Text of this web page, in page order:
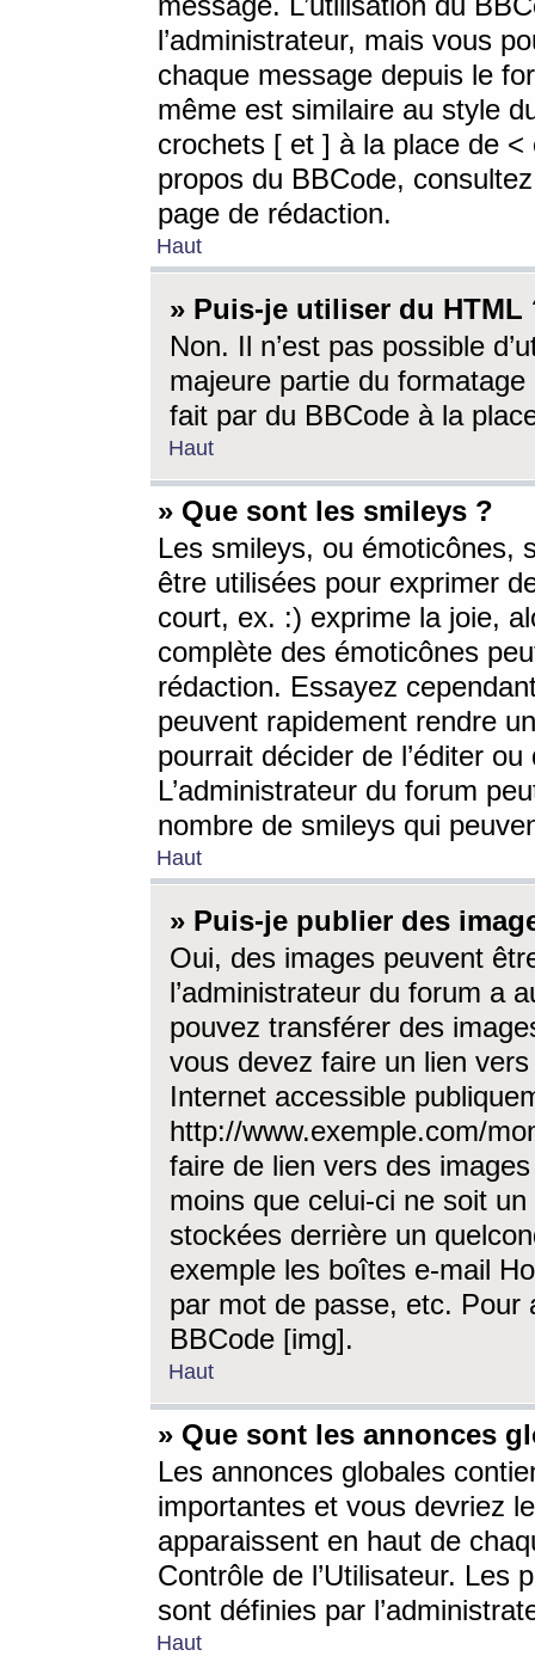
l’administrateur, mais vous
chaque message depuis le
même est similaire au style
crochets [ et ] à la place de <
propos du BBCode,
page de rédaction.
Haut
» Puis-je utiliser du HTML
Non. Il n’est pas possible
majeure partie du
fait par du BBCode à la
Haut
» Que sont les smileys ?
Les smileys, ou émoticônes,
être utilisées pour exprimer
court, ex. :) exprime la joie,
complète des émoticônes
rédaction. Essayez
peuvent rapidement rendre
pourrait décider de l’éditer
L’administrateur du forum
nombre de smileys qui
Haut
» Puis-je publier des
Oui, des images peuvent
l’administrateur du forum a
pouvez transférer des
vous devez faire un lien
Internet accessible
http://www.exemple.com/
faire de lien vers des
moins que celui-ci ne soit
stockées derrière un
exemple les boîtes e-mail
par mot de passe, etc. Pour
BBCode [img].
Haut
» Que sont les annonces
Les annonces globales
importantes et vous devriez
apparaissent en haut de
Contrôle de l’Utilisateur. Les
sont définies par
Haut